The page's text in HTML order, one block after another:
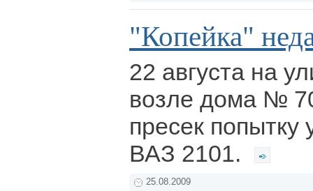
"Копейка"
22 августа на
возле дома №
пресек попытку
ВАЗ 2101.
25.08.2009